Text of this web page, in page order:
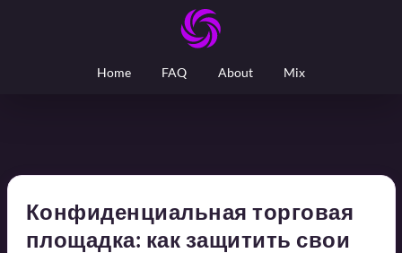
Home FAQ About Mix
Конфиденциальная торговая
площадка: как защитить свои